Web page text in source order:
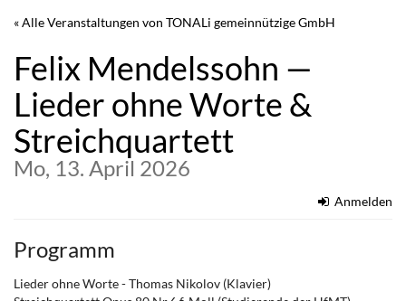
Zum
springen
« Alle Veranstaltungen von TONALi gemeinnützige GmbH
Felix Mendelssohn —
Lieder ohne Worte &
Streichquartett
Mo, 13. April 2026
Anmelden
Programm
Lieder ohne Worte - Thomas Nikolov (Klavier)